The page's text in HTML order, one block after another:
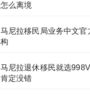
怎么离境
马尼拉移民局业务中文官
构
马尼拉退休移民就选
肯定没错